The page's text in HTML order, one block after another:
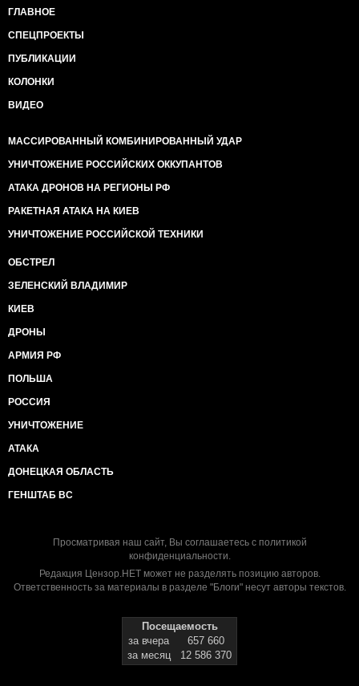
ГЛАВНОЕ
СПЕЦПРОЕКТЫ
ПУБЛИКАЦИИ
КОЛОНКИ
ВИДЕО
МАССИРОВАННЫЙ КОМБИНИРОВАННЫЙ УДАР
УНИЧТОЖЕНИЕ РОССИЙСКИХ ОККУПАНТОВ
АТАКА ДРОНОВ НА РЕГИОНЫ РФ
РАКЕТНАЯ АТАКА НА КИЕВ
УНИЧТОЖЕНИЕ РОССИЙСКОЙ ТЕХНИКИ
ОБСТРЕЛ
ЗЕЛЕНСКИЙ ВЛАДИМИР
КИЕВ
ДРОНЫ
АРМИЯ РФ
ПОЛЬША
РОССИЯ
УНИЧТОЖЕНИЕ
АТАКА
ДОНЕЦКАЯ ОБЛАСТЬ
ГЕНШТАБ ВС
Просматривая наш сайт, Вы соглашаетесь с политикой
конфиденциальности.
Редакция Цензор.НЕТ может не разделять позицию авторов.
Ответственность за материалы в разделе "Блоги" несут авторы текстов.
Посещаемость
за вчера
657 660
за месяц
12 586 370